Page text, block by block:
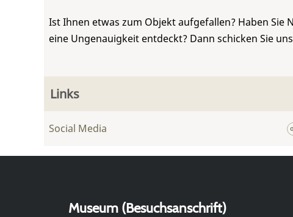
Ist Ihnen etwas zum Objekt aufgefallen? Haben
eine Ungenauigkeit entdeckt? Dann schicken Sie
Links
Social Media
Museum (Besuchsanschrift)